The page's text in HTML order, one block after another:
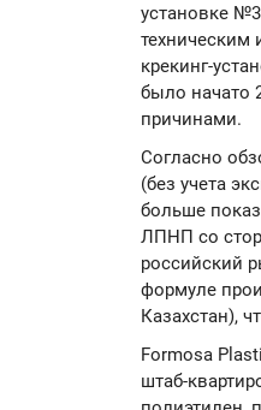
установке
техническим
крекинг-
было начато
причинами.
Согласно
(без учета
больше
ЛПНП со
российский
формуле
Казахстан),
Formosa
штаб-